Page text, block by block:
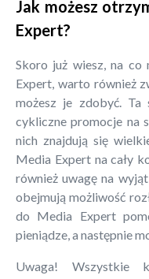
Jak możesz
Expert?
Skoro już wiesz, na
Expert, warto również
możesz je zdobyć. Ta
cykliczne promocje na
nich znajdują się
Media Expert na cały
również uwagę na
obejmują możliwość
do Media Expert
pieniądze, a następnie
Uwaga! Wszystkie